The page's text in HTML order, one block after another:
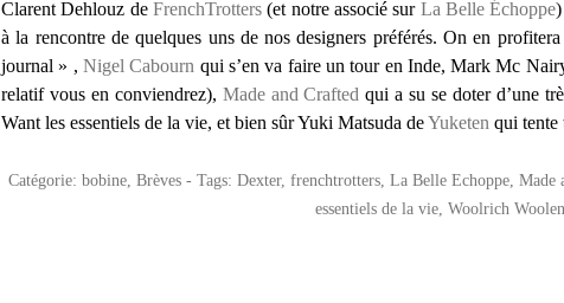
Clarent Dehlouz de FrenchTrotters (et notre associé sur La Belle Échoppe
à la rencontre de quelques uns de nos designers préférés. On en
journal » , Nigel Cabourn qui s’en va faire un tour en Inde, Mark Mc
relatif vous en conviendrez), Made and Craftedqui a su se doter d’une
Want les essentiels de la vie, et bien sûr Yuki Matsuda deYuketen qui tente
Catégorie: bobine Brèves - Tags: Dexter, frenchtrotters La Belle Echoppe Made
essentiels de la vie Woolrich